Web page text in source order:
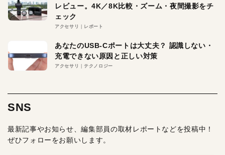
レビュー。4K／8K比較・ズーム・夜間撮影をチ
ェック
アクセサリ レポート
あなたのUSB-Cポートは大丈夫？ 認識しない・
充電できない原因と正しい対策
アクセサリ テクノロジー
SNS
最新記事やお知らせ、編集部員の取材レポートなどを投稿中！
ぜひフォローをお願いします。